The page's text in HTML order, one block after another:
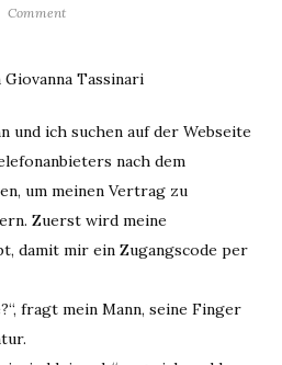
Commenton
Tassinari
und ich suchen auf der Webseite
nach dem
um meinen Vertrag zu
Zuerst wird meine
damit mir ein Zugangscode per
fragt mein Mann, seine Finger